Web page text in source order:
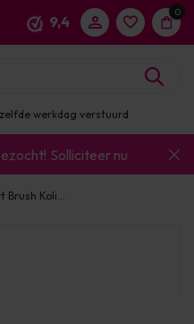
9,4
0
& alle bekende merken
Solliciteer nu
Brush Koli...